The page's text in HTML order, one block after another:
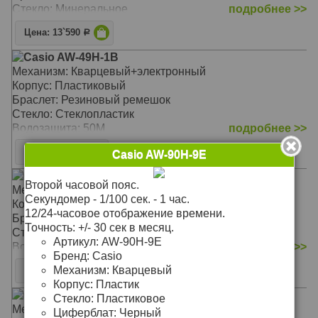
Стекло: Минеральное
Водозащита: 200WR
подробнее >>
Цена: 13`590 Р
Casio AW-49H-1B
Механизм: Кварцевый+электронный
Корпус: Пластиковый
Браслет: Резиновый ремешок
Стекло: Стеклопластик
Водозащита: 50M
подробнее >>
Casio F-105W-1A
Механизм: Электроный
Корпус: Пластиковый
Браслет: Резиновый ремешок
Стекло: Стеклопластик
Водозащита: WR
подробнее >>
Цена: 2`352Р
Casio DBC-32-1A
Механизм: Электронный
Casio AW-90H-9E
Второй часовой пояс.
Секундомер - 1/100 сек. - 1 час.
12/24-часовое отображение времени.
Точность: +/- 30 сек в месяц.
Артикул: AW-90H-9E
Бренд: Casio
Механизм: Кварцевый
Корпус: Пластик
Стекло: Пластиковое
Циферблат: Черный